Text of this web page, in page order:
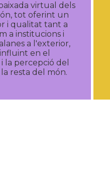
virtual dels
tot oferint un
i qualitat tant a
a institucions i
a l'exterior,
en el
la percepció del
resta del món.